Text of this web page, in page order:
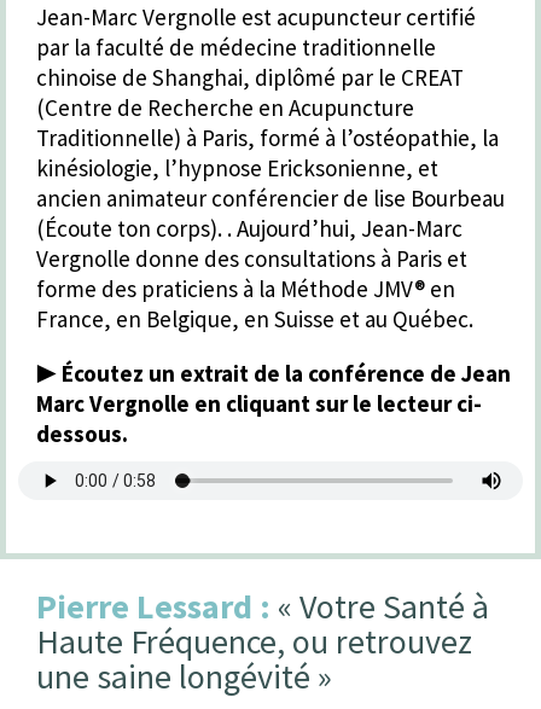
Jean-Marc Vergnolle est acupuncteur certifié
par la faculté de médecine traditionnelle
chinoise de Shanghai, diplômé par le CREAT
(Centre de Recherche en Acupuncture
Traditionnelle) à Paris, formé à l’ostéopathie, la
kinésiologie, l’hypnose Ericksonienne, et
ancien animateur conférencier de lise Bourbeau
(Écoute ton corps). . Aujourd’hui, Jean-Marc
Vergnolle donne des consultations à Paris et
forme des praticiens à la Méthode JMV® en
France, en Belgique, en Suisse et au Québec.
▶️ Écoutez un extrait de la conférence de Jean
Marc Vergnolle en cliquant sur le lecteur ci-
dessous.
Pierre Lessard : « Votre Santé à
Haute Fréquence, ou retrouvez
une saine longévité »